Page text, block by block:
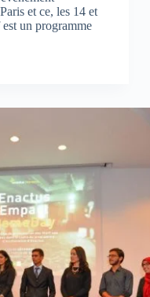
et ce, les 14 et
un programme